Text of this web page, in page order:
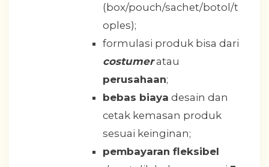
(box/pouch/sachet/botol/t
oples);
formulasi produk bisa dari
costumeratau
perusahaan;
bebas biaya desain dan
cetak kemasan produk
sesuai keinginan;
pembayaran fleksibel